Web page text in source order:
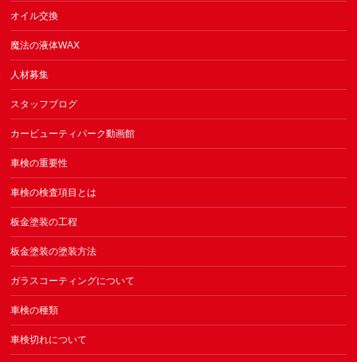
オイル交換
魔法の液体WAX
人材募集
スタッフブログ
カービューティパーク動画館
車検の重要性
車検の検査項目とは
板金塗装の工程
板金塗装の塗装方法
ガラスコーティングについて
車検の種類
車検切れについて